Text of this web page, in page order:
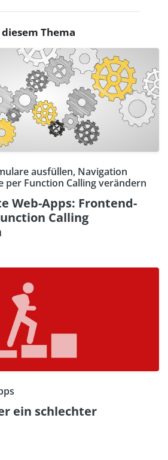
Thema
ausfüllen, Navigation
per Function Calling verändern
Web-Apps: Frontend-
Calling
ein schlechter